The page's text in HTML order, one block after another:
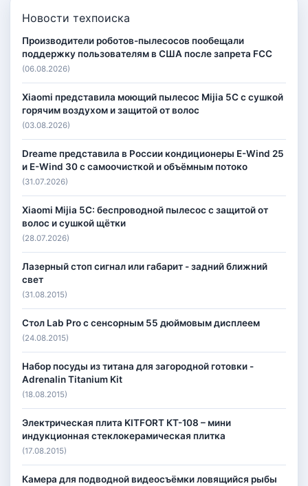
Новости техпоиска
Производители роботов-пылесосов пообещали
поддержку пользователям в США после запрета FCC
(06.08.2026)
Xiaomi представила моющий пылесос Mijia 5C с сушкой
горячим воздухом и защитой от волос
(03.08.2026)
Dreame представила в России кондиционеры E-Wind 25
и E-Wind 30 с самоочисткой и объёмным потоко
(31.07.2026)
Xiaomi Mijia 5C: беспроводной пылесос с защитой от
волос и сушкой щётки
(28.07.2026)
Лазерный стоп сигнал или габарит - задний ближний
свет
(31.08.2015)
Стол Lab Pro с сенсорным 55 дюймовым дисплеем
(24.08.2015)
Набор посуды из титана для загородной готовки -
Adrenalin Titanium Kit
(18.08.2015)
Электрическая плита KITFORT КТ-108 – мини
индукционная стеклокерамическая плитка
(17.08.2015)
Камера для подводной видеосъёмки ловящийся рыбы